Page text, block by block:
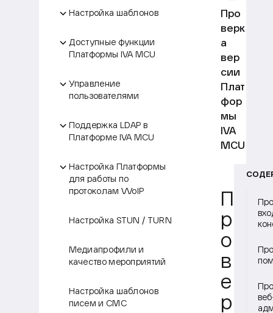
Настройка шаблонов
Доступные функции
Платформы IVA MCU
Управление
пользователями
Поддержка LDAP в
Платформе IVA MCU
Настройка Платформы
для работы по
протоколам VVoIP
Настройка STUN / TURN
Медиапрофили и
качество мероприятий
Настройка шаблонов
писем и СМС
Про
верк
а
вер
сии
Плат
фор
мы
IVA
MCU
р
о
в
е
р